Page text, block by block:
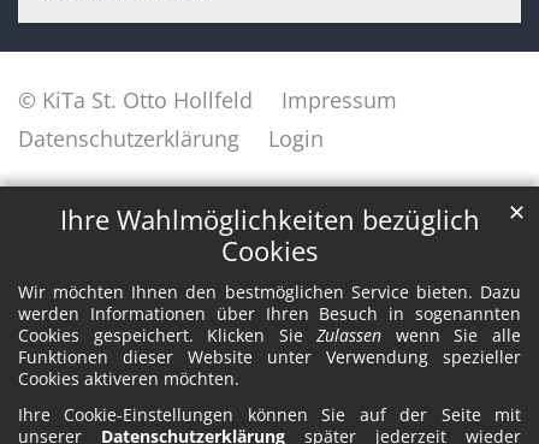
Ihre Wahlmöglichkeiten bezüglich
Cookies
Wir möchten Ihnen den bestmöglichen Service bieten. Dazu
werden Informationen über Ihren Besuch in sogenannten
Cookies gespeichert. Klicken SieZulassen wenn Sie alle
Funktionen dieser Website unter Verwendung spezieller
Cookies aktiveren möchten.
Ihre Cookie-Einstellungen können Sie auf der Seite mit
unserer Datenschutzerklärung später jederzeit wieder
✕
© KiTa St. Otto Hollfeld
Impressum
Datenschutzerklärung
Login